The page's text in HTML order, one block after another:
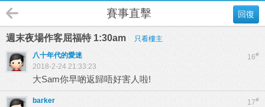
回復
賽事直擊
週末夜場作客屈福特 1:30am 只看樓主
16#
八十年代的愛迷
2018-2-24 21:33:23
大Sam你早啲返歸唔好害人啦!
17#
barker